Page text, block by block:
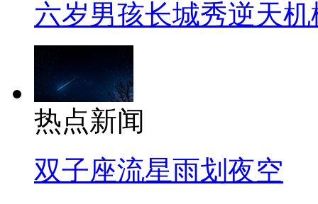
六岁男孩长城秀逆天机
热点新闻
双子座流星雨划夜空